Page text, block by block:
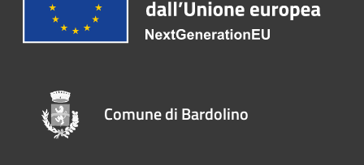
Comune di Bardolino